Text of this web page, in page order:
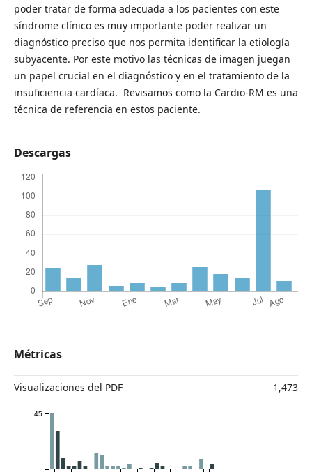
poder tratar de forma adecuada a los pacientes con este
síndrome clínico es muy importante poder realizar un
diagnóstico preciso que nos permita identificar la etiología
subyacente. Por este motivo las técnicas de imagen juegan
un papel crucial en el diagnóstico y en el tratamiento de la
insuficiencia cardíaca. Revisamos como la Cardio-RM es una
técnica de referencia en estos paciente.
Descargas
Métricas
Visualizaciones del PDF 1,473
45